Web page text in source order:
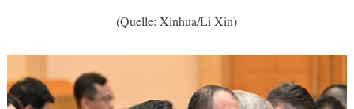
(Quelle: Xinhua/Li Xin)